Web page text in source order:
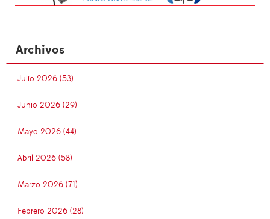
Archivos
Julio 2026 (53)
Junio 2026 (29)
Mayo 2026 (44)
Abril 2026 (58)
Marzo 2026 (71)
Febrero 2026 (28)